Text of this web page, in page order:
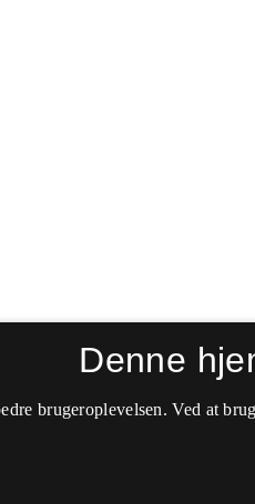
Denne
brugeroplevelsen. Ved at